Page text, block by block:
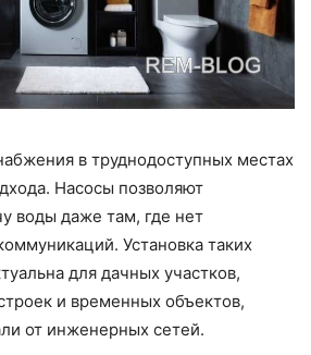
в труднодоступных местах
Насосы позволяют
воды даже там, где нет
Установка таких
для дачных участков,
и временных объектов,
от инженерных сетей.